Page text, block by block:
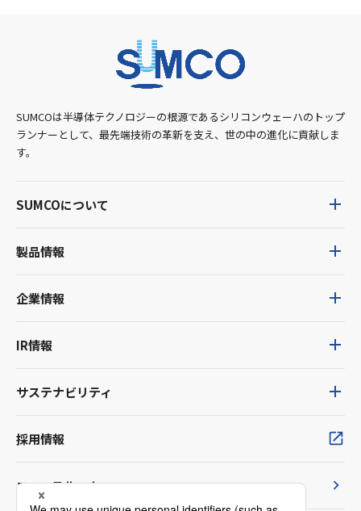
SUMCOは半導体テクノロジーの根源であるシリコンウェーハのトップ
ランナーとして、最先端技術の革新を支え、世の中の進化に貢献しま
す。
SUMCOについて
製品情報
企業情報
IR情報
サステナビリティ
採用情報
ニュースルーム